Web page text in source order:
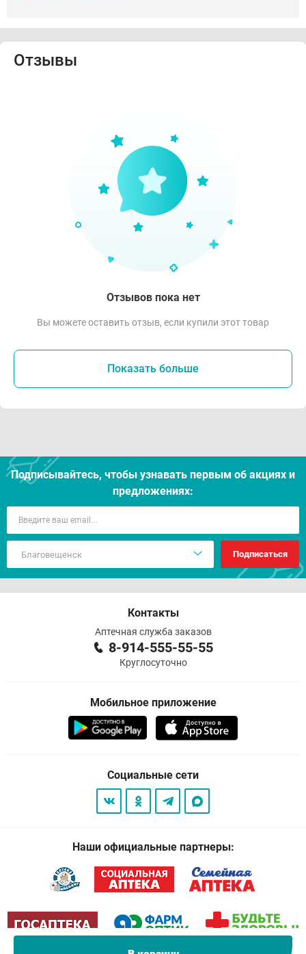
Отзывы
Отзывов пока нет
Вы можете оставить отзыв, если купили этот товар
Показать больше
Подписывайтесь, чтобы узнавать первым об акцияx и
предложениях:
Подписаться
Контакты
Аптечная служба заказов
8-914-555-55-55
Круглосуточно
Мобильное приложение
Социальные сети
Наши официальные партнеры: